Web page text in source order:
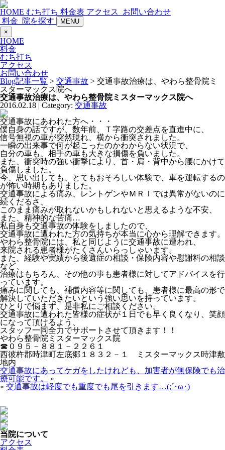
HOME むち打ち 料金表 アクセス
お問い合わせ
料金
院を探す
MENU
×
HOME
料金
むち打ち
アクセス
お問い合わせ
Blog記事一覧 > 交通事故 > 交通事故治療は、やわら整骨院ミ
スターマックス院へ
交通事故治療は、やわら整骨院ミスターマックス院へ
2016.02.18 | Category: 交通事故
交通事故にあわれた方へ・・・
僕自身の話ですが、数年前、Ｔ字路の交差点を直進中に、
信号無視の車が突然現れ、横から衝突されました。
一瞬の出来事で何が起こったのかわからない状況で、
自分の車も、相手の車も大きな損傷を負いました。
また、衝突時の強い衝撃により、首・肩・背中から腰にかけて
負傷しました。
今、思い出しても、とてもおそろしい体験で、車を運転するの
が怖い時期もありました。
交通事故による痛み、レントゲンやＭＲＩでは異常がないのに
続くだるさ、
このまま痛みが取れないかもしれないと思えるような不安、
また、精神的な苦痛…
私自身も交通事故の体験をしましたので、
交通事故に遭われた方の気持ちが本当に心から理解できます。
やわら整骨院には、私と同じように交通事故に遭われ、
来院される患者様がたくさんいらっしゃいます。
また、経験や実績から後遺症の相談・保険内容や慰謝料の相談
など、
治療はもちろん、その他の事も患者様に対してアドバイスを行
っています。
痛みに関しても、補償内容等に関しても、患者様に最高の形で
解決していただきたいという強い思いを持っています。
ひとりで悩まず、是非私にご相談ください。
交通事故に遭われた皆様の症状が１日でも早く良くなり、笑顔
になって頂けるよう、
スタッフ一同全力でサポートさせて頂きます！！
やわら整骨院ミスターマックス院
☎０９５－８８１－２２６１
西彼杵郡時津町左底郷１８３２－１ ミスターマックス時津敷
地内
交通事故にあってケガをしたけれども、加害者が無保険でも治
療可能です。
»
« 交通事故は軽度でも重度でも尾を引きます…(;´･ω･)
当院について
アクセス